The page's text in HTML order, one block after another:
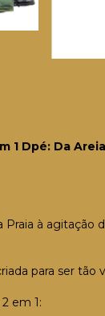
1 Dpé: Da
Praia à agitação
para ser tão
em 1: